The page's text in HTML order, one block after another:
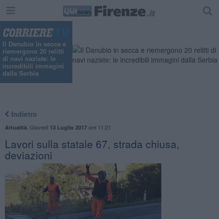
Il Danubio in secca e
riemergono 20 relitti
di navi naziste: le
incredibili immagini
dalla Serbia
Indietro
Attualità Giovedì 13 Luglio 2017ore 11:21
Lavori sulla statale 67, strada chiusa,
deviazioni